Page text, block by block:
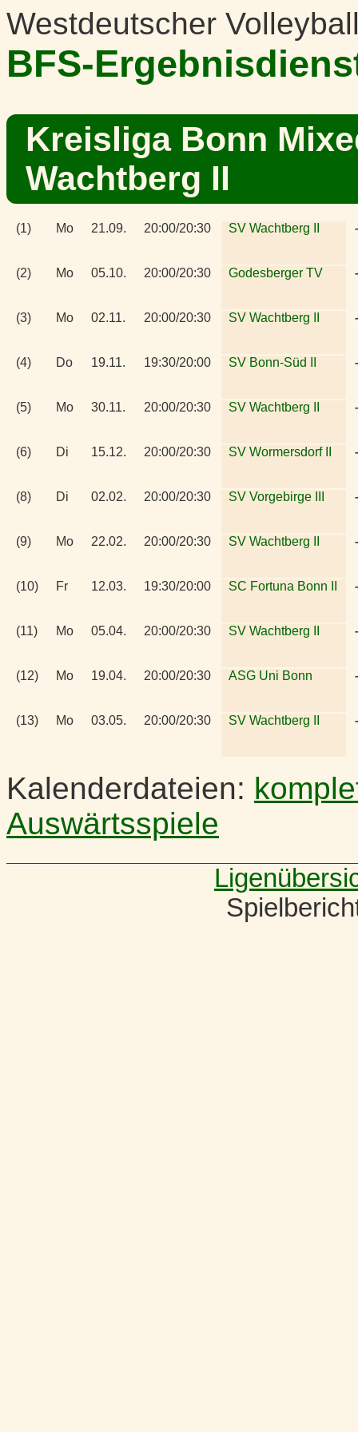
Westdeutscher
BFS-
Kreisliga Bonn
Wachtberg II
(1) Mo 21.09. 20:00/20:30 SV Wachtberg II
(2) Mo 05.10. 20:00/20:30 Godesberger TV
(3) Mo 02.11. 20:00/20:30 SV Wachtberg II
(4) Do 19.11. 19:30/20:00 SV Bonn-Süd II
(5) Mo 30.11. 20:00/20:30 SV Wachtberg II
(6) Di 15.12. 20:00/20:30 SV Wormersdorf II
(8) Di 02.02. 20:00/20:30 SV Vorgebirge III
(9) Mo 22.02. 20:00/20:30 SV Wachtberg II
(10) Fr 12.03. 19:30/20:00 SC Fortuna Bonn II
(11) Mo 05.04. 20:00/20:30 SV Wachtberg II
(12) Mo 19.04. 20:00/20:30 ASG Uni Bonn
(13) Mo 03.05. 20:00/20:30 SV Wachtberg II
Kalenderdateien:
Auswärtsspiele